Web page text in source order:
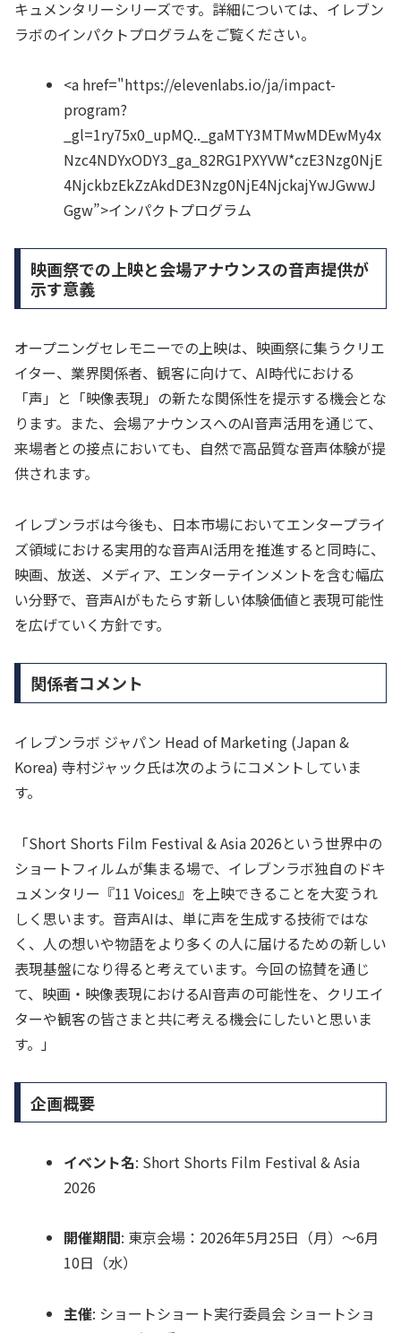
キュメンタリーシリーズです。詳細については、イレブン
ラボのインパクトプログラムをご覧ください。
<a href="https://elevenlabs.io/ja/impact-
program?
_gl=1ry75x0 _upMQ.. _gaMTY3MTMwMDEwMy4x
Nzc4NDYxODY3 _ga_82RG1PXYVW*czE3Nzg0NjE
4NjckbzEkZzAkdDE3Nzg0NjE4NjckajYwJGwwJ
Ggw”>インパクトプログラム
映画祭での上映と会場アナウンスの音声提供が
示す意義
オープニングセレモニーでの上映は、映画祭に集うクリエ
イター、業界関係者、観客に向けて、AI時代における
「声」と「映像表現」の新たな関係性を提示する機会とな
ります。また、会場アナウンスへのAI音声活用を通じて、
来場者との接点においても、自然で高品質な音声体験が提
供されます。
イレブンラボは今後も、日本市場においてエンタープライ
ズ領域における実用的な音声AI活用を推進すると同時に、
映画、放送、メディア、エンターテインメントを含む幅広
い分野で、音声AIがもたらす新しい体験価値と表現可能性
を広げていく方針です。
関係者コメント
イレブンラボ ジャパン Head of Marketing (Japan &
Korea) 寺村ジャック氏は次のようにコメントしていま
す。
「Short Shorts Film Festival & Asia 2026という世界中の
ショートフィルムが集まる場で、イレブンラボ独自のドキ
ュメンタリー『11 Voices』を上映できることを大変うれ
しく思います。音声AIは、単に声を生成する技術ではな
く、人の想いや物語をより多くの人に届けるための新しい
表現基盤になり得ると考えています。今回の協賛を通じ
て、映画・映像表現におけるAI音声の可能性を、クリエイ
ターや観客の皆さまと共に考える機会にしたいと思いま
す。」
企画概要
イベント名: Short Shorts Film Festival & Asia
2026
開催期間: 東京会場：2026年5月25日（月）〜6月
10日（水）
主催: ショートショート実行委員会 ショートショ